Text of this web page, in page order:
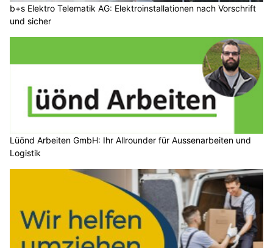
b+s Elektro Telematik AG: Elektroinstallationen nach Vorschrift
und sicher
Lüönd Arbeiten GmbH: Ihr Allrounder für Aussenarbeiten und
Logistik